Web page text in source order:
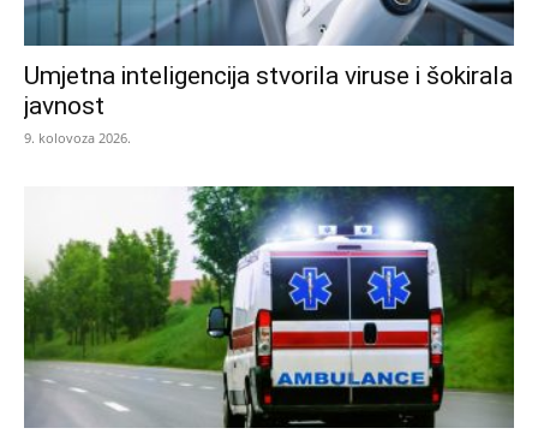
Umjetna inteligencija stvorila viruse i šokirala
javnost
9. kolovoza 2026.